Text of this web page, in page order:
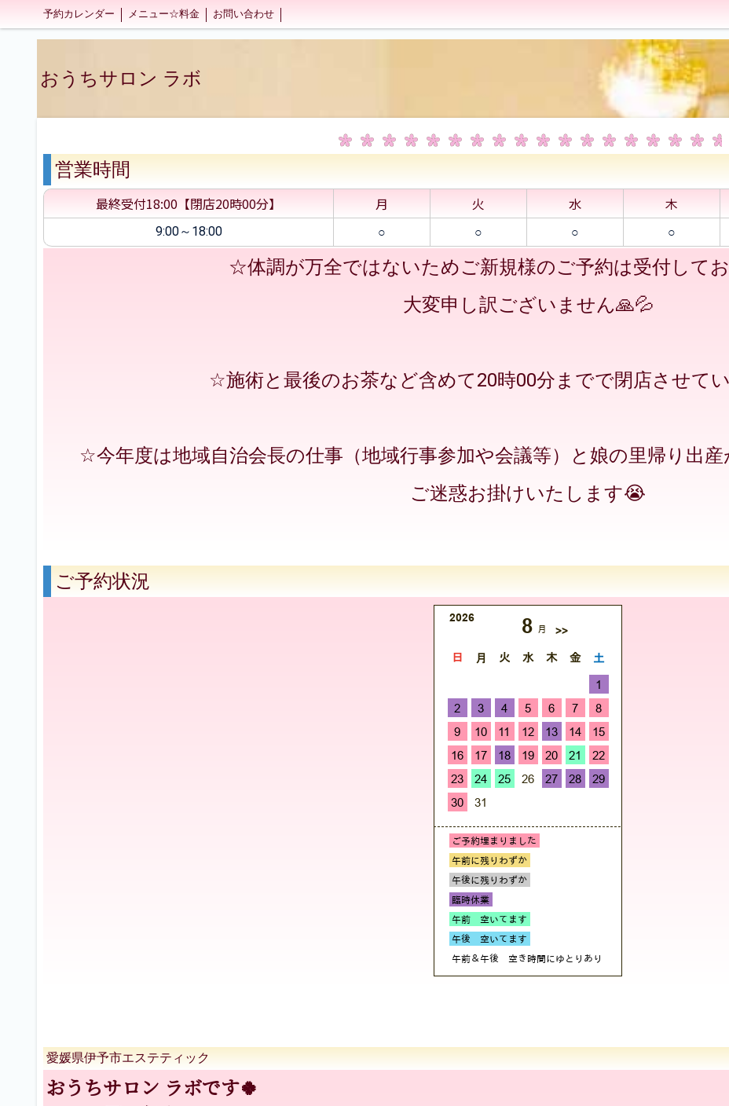
予約カレンダー メニュー☆料金 お問い合わせ
おうちサロン ラボ
営業時間
最終受付18:00【閉店20時00分】 月 火 水 木
9:00～18:00 ○ ○ ○ ○
☆体調が万全ではないためご新規様のご予約は受付してお
大変申し訳ございません🙏💦
☆施術と最後のお茶など含めて20時00分までで閉店させてい
☆今年度は地域自治会長の仕事（地域行事参加や会議等）と娘の里帰り出
ご迷惑お掛けいたします😭
ご予約状況
愛媛県伊予市エステティック
おうちサロン ラボです🍀